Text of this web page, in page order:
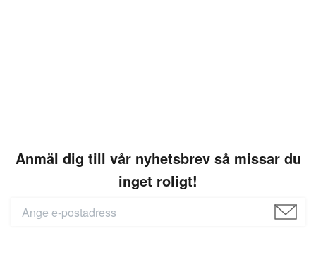
Anmäl dig till vår nyhetsbrev så missar du
inget roligt!